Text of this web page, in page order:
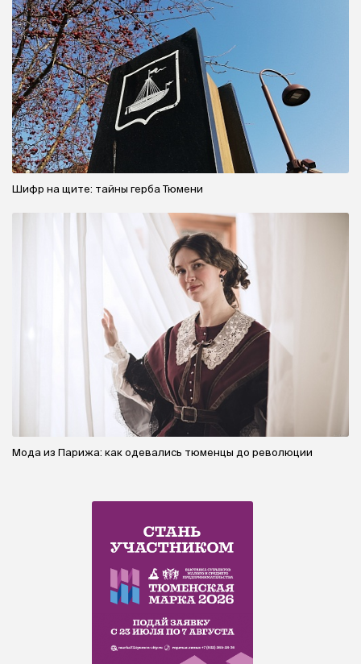
Шифр на щите: тайны герба Тюмени
Мода из Парижа: как одевались тюменцы до революции